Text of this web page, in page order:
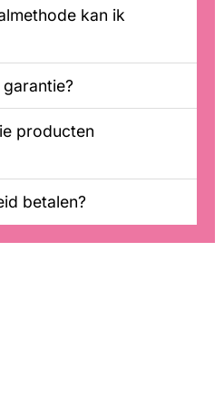
kan ik
producten
betalen?